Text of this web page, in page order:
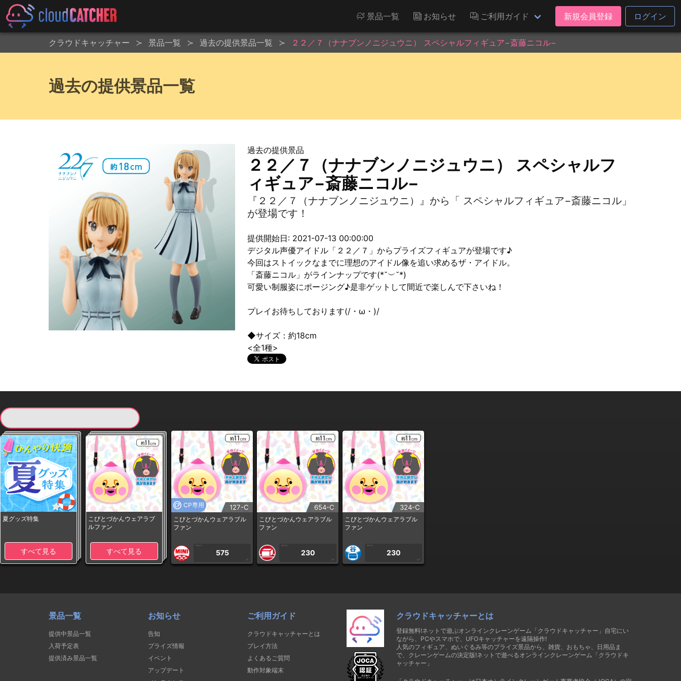
景品一覧 お知らせ ご利用ガイド 新規会員登録 ログイン
クラウドキャッチャー 景品一覧 過去の提供景品一覧 ２２／７（ナナブンノニジュウニ） スペシャルフィギュア−斎藤ニコル−
過去の提供景品一覧
過去の提供景品
２２／７（ナナブンノニジュウニ） スペシャルフ
ィギュア−斎藤ニコル−
『２２／７（ナナブンノニジュウニ）』から「 スペシャルフィギュア−斎藤ニコル」
が登場です！
提供開始日: 2021-07-13 00:00:00
デジタル声優アイドル「２２／７」からプライズフィギュアが登場です♪
今回はストイックなまでに理想のアイドル像を追い求めるザ・アイドル。
「斎藤ニコル」がラインナップです(*˘︶˘*)
可愛い制服姿にポージング♪是非ゲットして間近で楽しんで下さいね！
プレイお待ちしております(/・ω・)/
◆サイズ：約18cm
<全1種>
夏グッズ特集
すべて見る
こびとづかんウェアラブ
ルファン
すべて見る
CP専用 127-C
こびとづかんウェアラブル
ファン
1PLAY
575
CP
654-C
こびとづかんウェアラブル
ファン
1PLAY
230
CP
324-C
こびとづかんウェアラブル
ファン
1PLAY
230
CP
景品一覧
提供中景品一覧
入荷予定表
提供済み景品一覧
お知らせ
告知
プライズ情報
イベント
アップデート
ご利用ガイド
クラウドキャッチャーとは
プレイ方法
よくあるご質問
動作対象端末
クラウドキャッチャーとは
登録無料!ネットで遊ぶオンラインクレーンゲーム「クラウドキャッチャー」自宅にい
ながら、PCやスマホで、UFOキャッチャーを遠隔操作!
人気のフィギュア、ぬいぐるみ等のプライズ景品から、雑貨、おもちゃ、日用品ま
で、クレーンゲームの決定版!ネットで遊べるオンラインクレーンゲーム「クラウドキ
ャッチャー」